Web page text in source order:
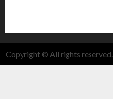
Copyright © All rights reserved.